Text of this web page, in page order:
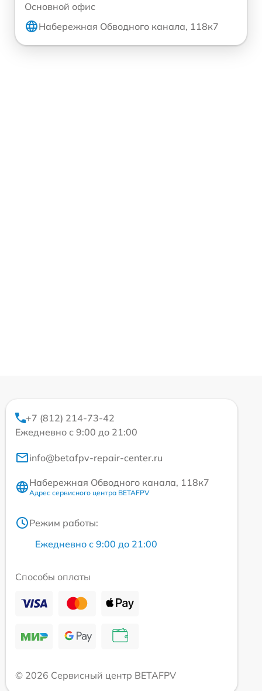
Основной офис
Набережная Обводного канала, 118к7
+7 (812) 214-73-42
Ежедневно с 9:00 до 21:00
info@betafpv-repair-center.ru
Набережная Обводного канала, 118к7
Адрес сервисного центра BETAFPV
Режим работы:
Ежедневно с 9:00 до 21:00
Способы оплаты
© 2026 Сервисный центр BETAFPV